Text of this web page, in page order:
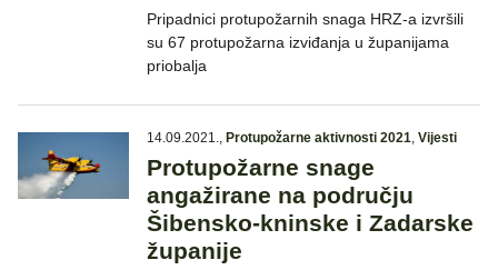
Pripadnici protupožarnih snaga HRZ-a izvršili
su 67 protupožarna izviđanja u županijama
priobalja
14.09.2021., Protupožarne aktivnosti 2021, Vijesti
Protupožarne snage
angažirane na području
Šibensko-kninske i Zadarske
županije